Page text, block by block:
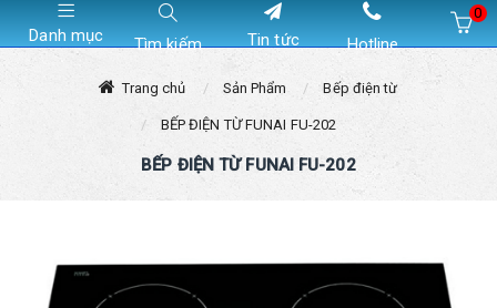
Danh mục Tìm kiếm Tin tức Hotline
0
Trang chủ Sản Phẩm Bếp điện từ
BẾP ĐIỆN TỪ FUNAI FU-202
BẾP ĐIỆN TỪ FUNAI FU-202